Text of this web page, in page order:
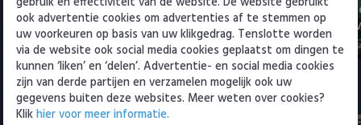
Voorbeschouwing Cambuur-
Excelsior met Plat en El Arguioui
6 augustus 2026 18:49
PSV
ervaren
6 augustus
Samenvattingen Eredivisie
ook advertentie cookies om advertenties af te stemmen op
uw voorkeuren op basis van uw klikgedrag. Tenslotte worden
via de website ook social media cookies geplaatst om dingen te
kunnen ‘liken’ en ‘delen’. Advertentie- en social media cookies
zijn van derde partijen en verzamelen mogelijk ook uw
gegevens buiten deze websites. Meer weten over cookies?
Klikhier voor meer informatie.